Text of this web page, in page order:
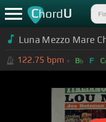
ChordU
Luna Mezzo Mare
122.75 bpm Bb F C